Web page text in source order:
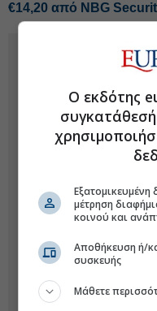
€14,20 από NBG
Ο εκδότης
Εξατομικευμένη
μέτρηση
κοινού και
Αποθήκευση ή/
συσκευής
Μάθετε